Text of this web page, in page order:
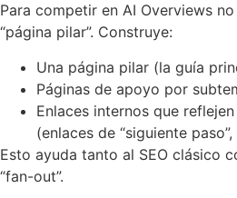
Para competir en AI Overviews
“página pilar”. Construye:
Una página pilar (la guía
Páginas de apoyo por
Enlaces internos que
(enlaces de “siguiente
Esto ayuda tanto al SEO clásico
“fan-out”.